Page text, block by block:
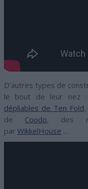
D’autres types de
le bout de leur nez
dépliables de Ten Fold
de Coodo, des
par WikkelHouse …